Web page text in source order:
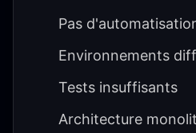
Pas
Environnements
Tests insuffisants
Architecture